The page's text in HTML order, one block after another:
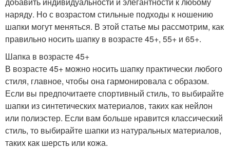
наряду. Но с возрастом стильные подходы к ношению
шапки могут меняться. В этой статье мы рассмотрим, как
правильно носить шапку в возрасте 45+, 55+ и 65+.
Шапка в возрасте 45+
В возрасте 45+ можно носить шапку практически любого
стиля, главное, чтобы она гармонировала с образом.
Если вы предпочитаете спортивный стиль, то выбирайте
шапки из синтетических материалов, таких как нейлон
или полиэстер. Если вам больше нравится классический
стиль, то выбирайте шапки из натуральных материалов,
таких как шерсть или кожа.